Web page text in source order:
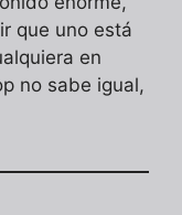
que uno está
en
no sabe igual,